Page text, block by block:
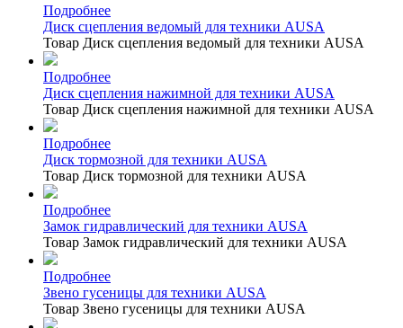
Подробнее
Диск сцепления ведомый для техники AUSA
Товар Диск сцепления ведомый для техники AUSA
Подробнее
Диск сцепления нажимной для техники AUSA
Товар Диск сцепления нажимной для техники AUSA
Подробнее
Диск тормозной для техники AUSA
Товар Диск тормозной для техники AUSA
Подробнее
Замок гидравлический для техники AUSA
Товар Замок гидравлический для техники AUSA
Подробнее
Звено гусеницы для техники AUSA
Товар Звено гусеницы для техники AUSA